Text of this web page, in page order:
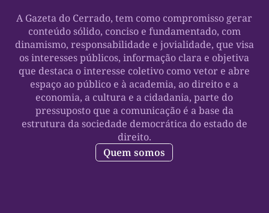
A Gazeta do Cerrado, tem como compromisso gerar
conteúdo sólido, conciso e fundamentado, com
dinamismo, responsabilidade e jovialidade, que visa
os interesses públicos, informação clara e objetiva
que destaca o interesse coletivo como vetor e abre
espaço ao público e à academia, ao direito e a
economia, a cultura e a cidadania, parte do
pressuposto que a comunicação é a base da
estrutura da sociedade democrática do estado de
direito.
Quem somos